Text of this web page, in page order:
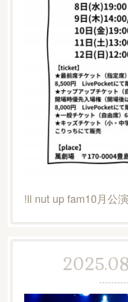
!ll nut up fam10月公演